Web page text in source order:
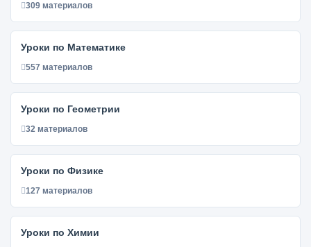
309 материалов
Уроки по Математике
557 материалов
Уроки по Геометрии
32 материалов
Уроки по Физике
127 материалов
Уроки по Химии